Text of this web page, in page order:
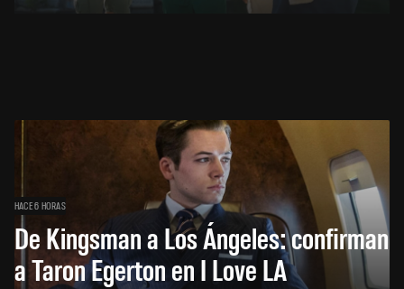
HACE 6 HORAS
De Kingsman a Los Ángeles: confirman
a Taron Egerton en I Love LA